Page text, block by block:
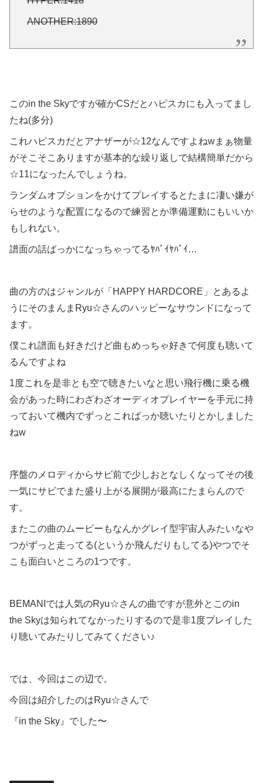
ANOTHER:1890
このin the Skyですが確かCSだとハピスカにも入ってまし
たね(多分)
これハピスカだとアナザーが☆12なんですよねwまぁ物量
がそこそこありますが基本的な繰り返しで結構簡単だから
☆11になったんでしょうね。
ランダムオプションをかけてプレイするとたまに凄い嫌が
らせのような配置になるので練習とか準備運動にもいいか
もしれない。
譜面の話ばっかになっちゃってるﾔﾊﾞｲﾔﾊﾞｲ…
曲の方のはジャンルが「HAPPY HARDCORE」とあるよ
うにそのまんまRyu☆さんのハッピーなサウンドになって
ます。
僕これ譜面も好きだけど曲もめっちゃ好きで何度も聴いて
るんですよね
1度これを是非とも空で聴きたいなと思い飛行機に乗る機
会があった時にわざわざオーディオプレイヤーを手元に持
っておいて機内でずっとこればっか聴いたりとかしました
ねw
序盤のメロディからサビ前で少しおとなしくなってその後
一気にサビでまた盛り上がる展開が最高にたまらんので
す。
またこの曲のムービーもなんかグレイ型宇宙人みたいなや
つがずっと走ってる(というか飛んだりもしてる)やつでそ
こも面白いところの1つです。
BEMANIでは人気のRyu☆さんの曲ですが意外とこのin
the Skyは知られてなかったりするので是非1度プレイした
り聴いてみたりしてみてください♪
では、今回はこの辺で。
今回は紹介したのはRyu☆さんで
『in the Sky』でした〜